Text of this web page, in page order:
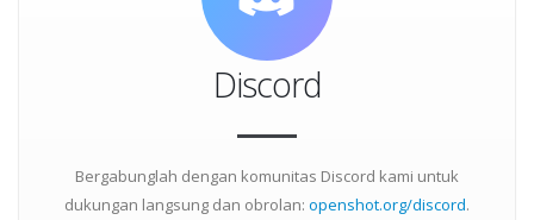
Discord
Bergabunglah dengan komunitas Discord kami untuk
dukungan langsung dan obrolan: openshot.org/discord.